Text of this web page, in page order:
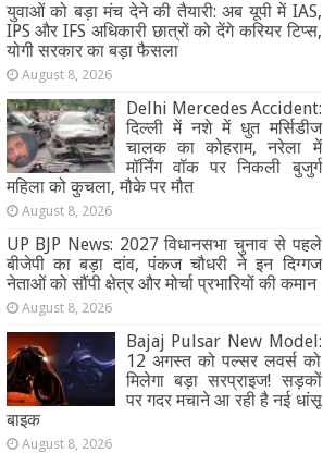
युवाओं को बड़ा मंच देने की तैयारी: अब यूपी में IAS,
IPS और IFS अधिकारी छात्रों को देंगे करियर टिप्स,
योगी सरकार का बड़ा फैसला
August 8, 2026
Delhi Mercedes Accident:
दिल्ली में नशे में धुत मर्सिडीज
चालक का कोहराम, नरेला में
मॉर्निंग वॉक पर निकली बुजुर्ग
महिला को कुचला, मौके पर मौत
August 8, 2026
UP BJP News: 2027 विधानसभा चुनाव से पहले
बीजेपी का बड़ा दांव, पंकज चौधरी ने इन दिग्गज
नेताओं को सौंपी क्षेत्र और मोर्चा प्रभारियों की कमान
August 8, 2026
Bajaj Pulsar New Model:
12 अगस्त को पल्सर लवर्स को
मिलेगा बड़ा सरप्राइज! सड़कों
पर गदर मचाने आ रही है नई धांसू
बाइक
August 8, 2026